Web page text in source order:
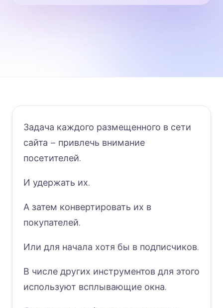
Задача каждого размещенного в сети
сайта – привлечь внимание
посетителей.
И удержать их.
А затем конвертировать их в
покупателей.
Или для начала хотя бы в подписчиков.
В числе других инструментов для этого
используют всплывающие окна.